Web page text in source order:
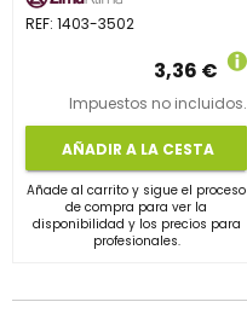
REF: 1403-3502
3,36 €
Impuestos no incluidos.
AÑADIR A LA CESTA
Añade al carrito y sigue el proceso
de compra para ver la
disponibilidad y los precios para
profesionales.